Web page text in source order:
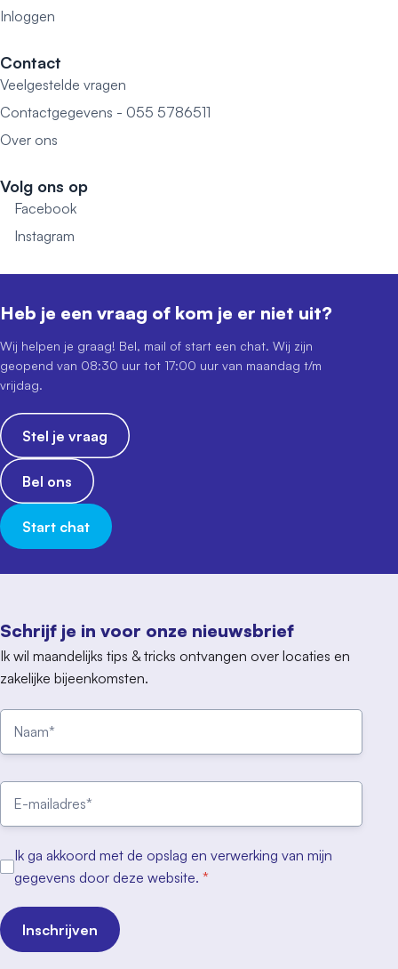
Inloggen
Contact
Veelgestelde vragen
Contactgegevens - 055 5786511
Over ons
Volg ons op
Facebook
Instagram
Schrijf je in voor onze nieuwsbrief
Ik wil maandelijks tips & tricks ontvangen over locaties en
zakelijke bijeenkomsten.
Ik ga akkoord met de opslag en verwerking van mijn
gegevens door deze website. *
Inschrijven
Heb je een vraag of kom je er niet uit?
Wij helpen je graag! Bel, mail of start een chat. Wij zijn
geopend van 08:30 uur tot 17:00 uur van maandag t/m
vrijdag.
Stel je vraag
Bel ons
Start chat